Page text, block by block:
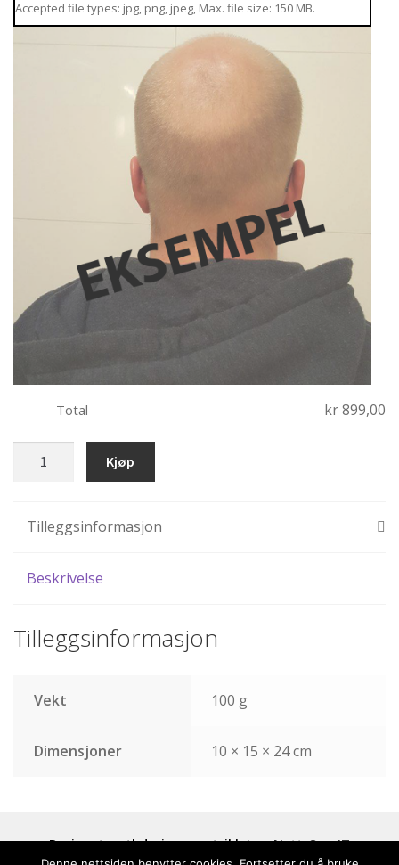
Accepted file types: jpg, png, jpeg, Max. file size: 150 MB.
Total kr 899,00
antall
Kjøp
Tilleggsinformasjon
Beskrivelse
Tilleggsinformasjon
Vekt 100 g
Dimensjoner 10 × 15 × 24 cm
Designet av tbdesign og utviklet avNett-Opp IT